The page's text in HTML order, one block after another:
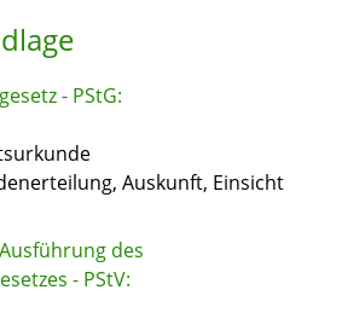
- PStG:
Auskunft, Einsicht
des
- PStV: